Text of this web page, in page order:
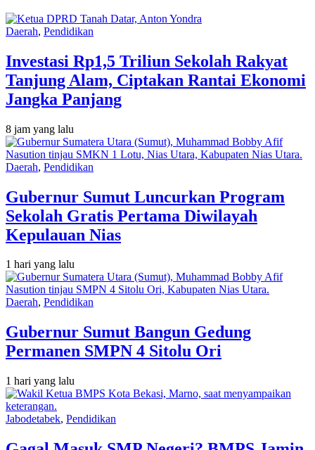
Daerah, Pendidikan
Investasi Rp1,5 Triliun Sekolah Rakyat
Tanjung Alam, Ciptakan Rantai Ekonomi
Jangka Panjang
8 jam yang lalu
Daerah, Pendidikan
Gubernur Sumut Luncurkan Program
Sekolah Gratis Pertama Diwilayah
Kepulauan Nias
1 hari yang lalu
Daerah, Pendidikan
Gubernur Sumut Bangun Gedung
Permanen SMPN 4 Sitolu Ori
1 hari yang lalu
Jabodetabek, Pendidikan